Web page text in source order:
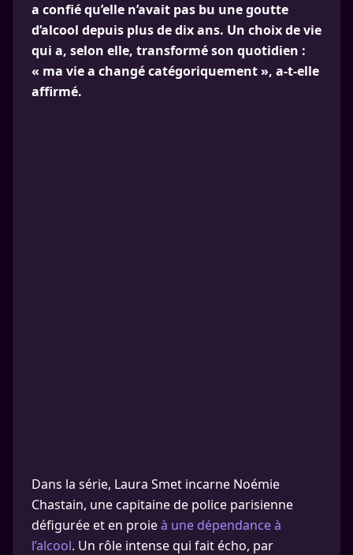
a confié qu’elle n’avait pas bu une goutte
d’alcool depuis plus de dix ans. Un choix de vie
qui a, selon elle, transformé son quotidien :
« ma vie a changé catégoriquement », a-t-elle
affirmé.
Dans la série, Laura Smet incarne Noémie
Chastain, une capitaine de police parisienne
défigurée et en proieà une dépendance à
l’alcool. Un rôle intense qui fait écho, par